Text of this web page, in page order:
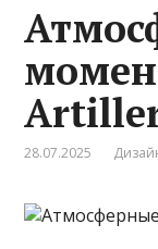
28.07.2025